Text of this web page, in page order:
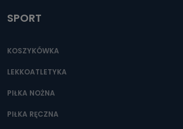
SPORT
KOSZYKÓWKA
LEKKOATLETYKA
PIŁKA NOŻNA
PIŁKA RĘCZNA